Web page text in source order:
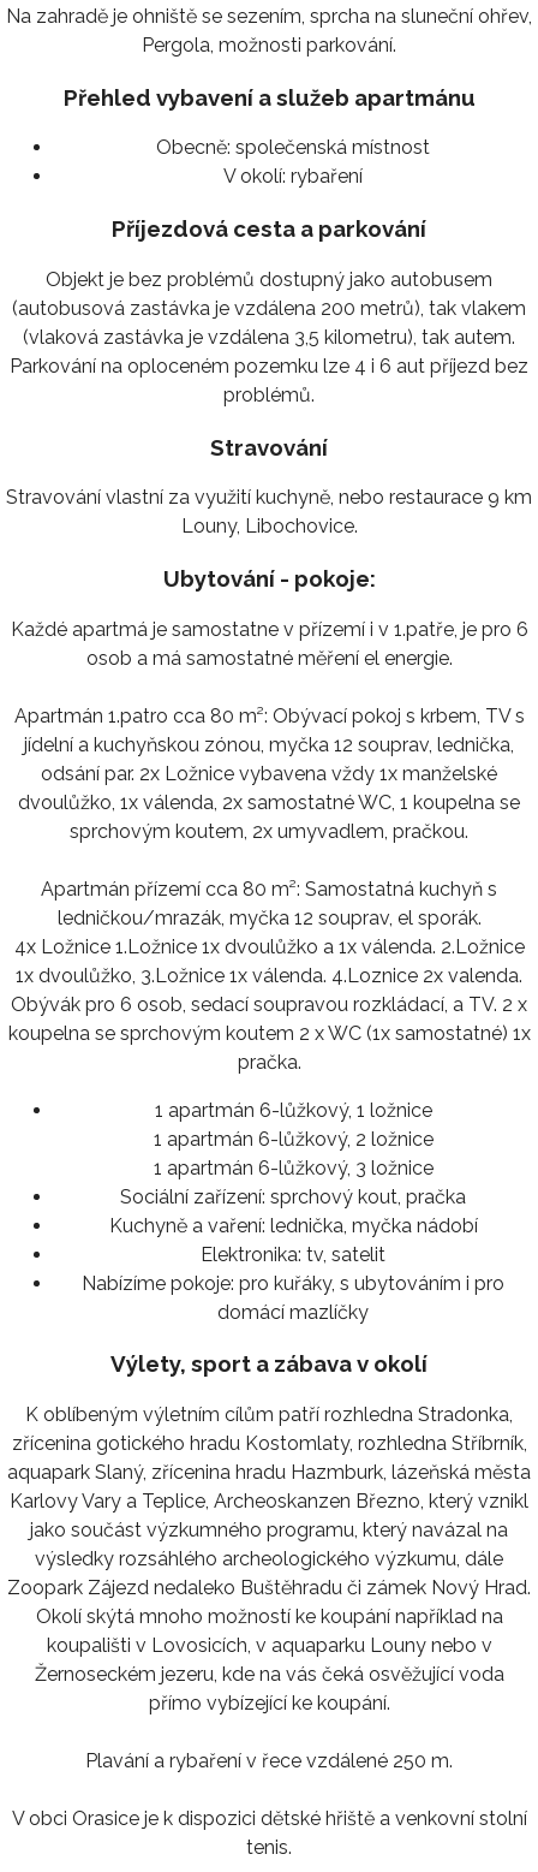
Na zahradě je ohniště se sezením, sprcha na sluneční ohřev,
Pergola, možnosti parkování.
Přehled vybavení a služeb apartmánu
Obecně: společenská místnost
V okolí: rybaření
Příjezdová cesta a parkování
Objekt je bez problémů dostupný jako autobusem
(autobusová zastávka je vzdálena 200 metrů), tak vlakem
(vlaková zastávka je vzdálena 3,5 kilometru), tak autem.
Parkování na oploceném pozemku lze 4 i 6 aut příjezd bez
problémů.
Stravování
Stravování vlastní za využití kuchyně, nebo restaurace 9 km
Louny, Libochovice.
Ubytování - pokoje:
Každé apartmá je samostatne v přízemí i v 1.patře, je pro 6
osob a má samostatné měření el energie.
Apartmán 1.patro cca 80 m²: Obývací pokoj s krbem, TV s
jídelní a kuchyňskou zónou, myčka 12 souprav, lednička,
odsání par. 2x Ložnice vybavena vždy 1x manželské
dvoulůžko, 1x válenda, 2x samostatné WC, 1 koupelna se
sprchovým koutem, 2x umyvadlem, pračkou.
Apartmán přízemí cca 80 m²: Samostatná kuchyň s
ledničkou/mrazák, myčka 12 souprav, el sporák.
4x Ložnice 1.Ložnice 1x dvoulůžko a 1x válenda. 2.Ložnice
1x dvoulůžko, 3.Ložnice 1x válenda. 4.Loznice 2x valenda.
Obývák pro 6 osob, sedací soupravou rozkládací, a TV. 2 x
koupelna se sprchovým koutem 2 x WC (1x samostatné) 1x
pračka.
1 apartmán 6-lůžkový, 1 ložnice
1 apartmán 6-lůžkový, 2 ložnice
1 apartmán 6-lůžkový, 3 ložnice
Sociální zařízení: sprchový kout, pračka
Kuchyně a vaření: lednička, myčka nádobí
Elektronika: tv, satelit
Nabízíme pokoje: pro kuřáky, s ubytováním i pro
domácí mazlíčky
Výlety, sport a zábava v okolí
K oblíbeným výletním cílům patří rozhledna Stradonka,
zřícenina gotického hradu Kostomlaty, rozhledna Stříbrník,
aquapark Slaný, zřícenina hradu Hazmburk, lázeňská města
Karlovy Vary a Teplice, Archeoskanzen Březno, který vznikl
jako součást výzkumného programu, který navázal na
výsledky rozsáhlého archeologického výzkumu, dále
Zoopark Zájezd nedaleko Buštěhradu či zámek Nový Hrad.
Okolí skýtá mnoho možností ke koupání například na
koupališti v Lovosicích, v aquaparku Louny nebo v
Žernoseckém jezeru, kde na vás čeká osvěžující voda
přímo vybízející ke koupání.
Plavání a rybaření v řece vzdálené 250 m.
V obci Orasice je k dispozici dětské hřiště a venkovní stolní
tenis.